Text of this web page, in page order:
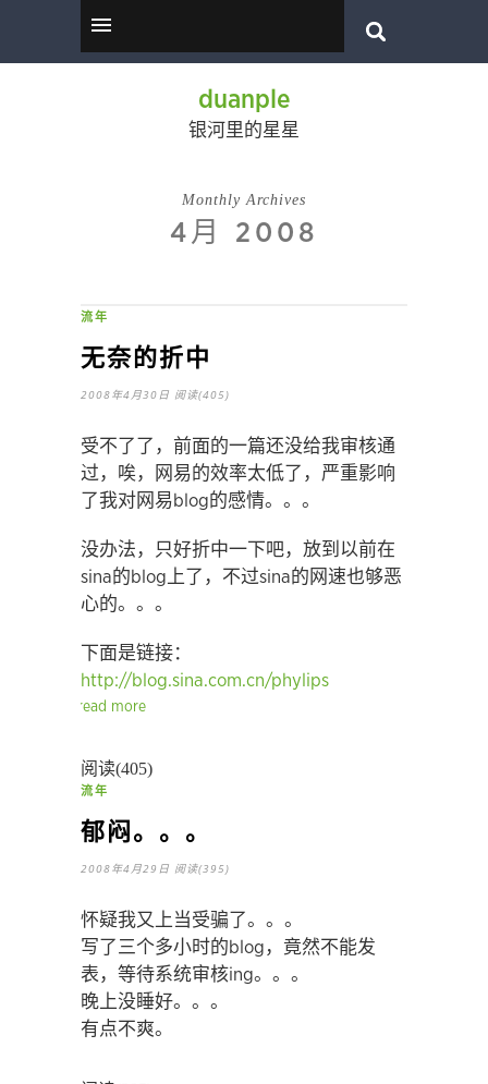
duanple
银河里的星星
Monthly Archives
4月 2008
流年
无奈的折中
2008年4月30日 阅读(405)
受不了了，前面的一篇还没给我审核通
过，唉，网易的效率太低了，严重影响
了我对网易blog的感情。。。
没办法，只好折中一下吧，放到以前在
sina的blog上了，不过sina的网速也够恶
心的。。。
下面是链接：
http://blog.sina.com.cn/phylips
read more
阅读(405)
流年
郁闷。。。
2008年4月29日 阅读(395)
怀疑我又上当受骗了。。。
写了三个多小时的blog，竟然不能发
表，等待系统审核ing。。。
晚上没睡好。。。
有点不爽。